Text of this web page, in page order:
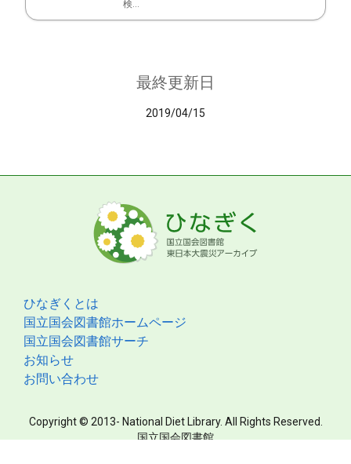
検...
最終更新日
2019/04/15
ひなぎくとは
国立国会図書館ホームページ
国立国会図書館サーチ
お知らせ
お問い合わせ
Copyright © 2013- National Diet Library. All Rights Reserved.